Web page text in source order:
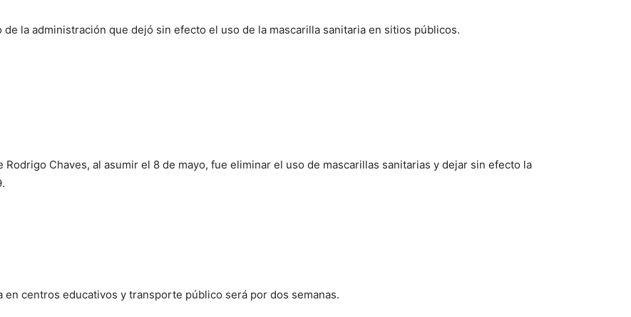
la administración que dejó sin efecto el uso de la mascarilla sanitaria en sitios públicos.
Chaves, al asumir el 8 de mayo, fue eliminar el uso de mascarillas sanitarias y dejar sin efecto la
en centros educativos y transporte público será por dos semanas.